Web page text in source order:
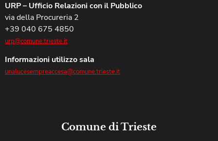
URP – Ufficio Relazioni con il Pubblico
via della Procureria 2
+39 040 675 4850
urp@comune.trieste.it
Informazioni utilizzo sala
unalucesempreaccesa@comune.trieste.it
Comune di Trieste